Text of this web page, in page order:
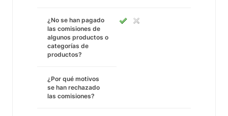
¿No se han pagado
las comisiones de
algunos productos o
categorías de
productos?
¿Por qué motivos
se han rechazado
las comisiones?